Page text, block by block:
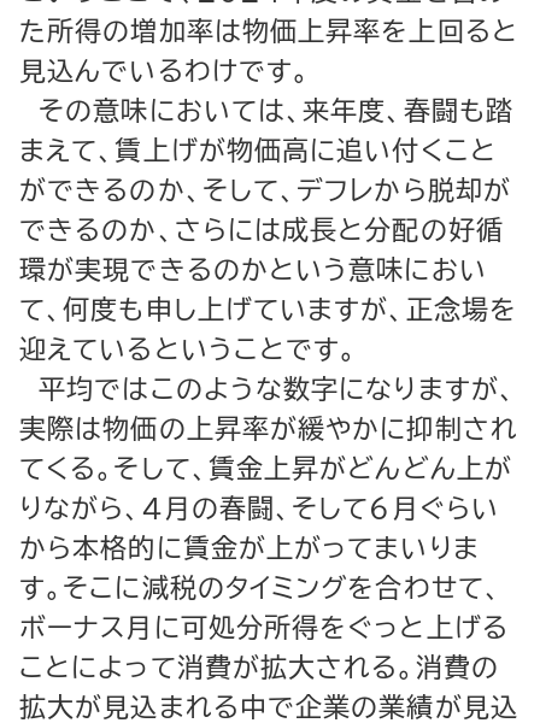
た所得の増加率は物価上昇率を上回ると
見込んでいるわけです。
その意味においては、来年度、春闘も踏
まえて、賃上げが物価高に追い付くこと
ができるのか、そして、デフレから脱却が
できるのか、さらには成長と分配の好循
環が実現できるのかという意味におい
て、何度も申し上げていますが、正念場を
迎えているということです。
平均ではこのような数字になりますが、
実際は物価の上昇率が緩やかに抑制され
てくる。そして、賃金上昇がどんどん上が
りながら、４月の春闘、そして６月ぐらい
から本格的に賃金が上がってまいりま
す。そこに減税のタイミングを合わせて、
ボーナス月に可処分所得をぐっと上げる
ことによって消費が拡大される。消費の
拡大が見込まれる中で企業の業績が見込